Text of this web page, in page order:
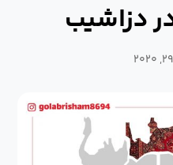
دزاشیب